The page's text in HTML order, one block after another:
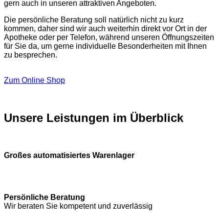
gern auch in unseren attraktiven Angeboten.
Die persönliche Beratung soll natürlich nicht zu kurz
kommen, daher sind wir auch weiterhin direkt vor Ort in der
Apotheke oder per Telefon, während unseren Öffnungszeiten
für Sie da, um gerne individuelle Besonderheiten mit Ihnen
zu besprechen.
Zum Online Shop
Unsere Leistungen im Überblick
Großes automatisiertes Warenlager
Persönliche Beratung
Wir beraten Sie kompetent und zuverlässig